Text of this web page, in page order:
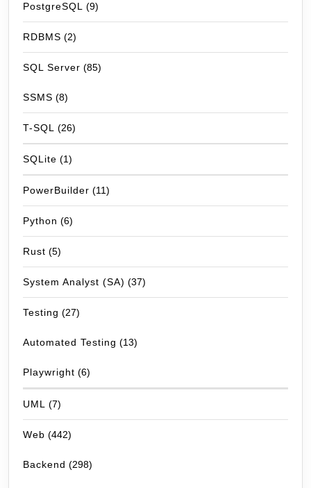
PostgreSQL (9)
RDBMS (2)
SQL Server (85)
SSMS (8)
T-SQL (26)
SQLite (1)
PowerBuilder (11)
Python (6)
Rust (5)
System Analyst (SA) (37)
Testing (27)
Automated Testing (13)
Playwright (6)
UML (7)
Web (442)
Backend (298)